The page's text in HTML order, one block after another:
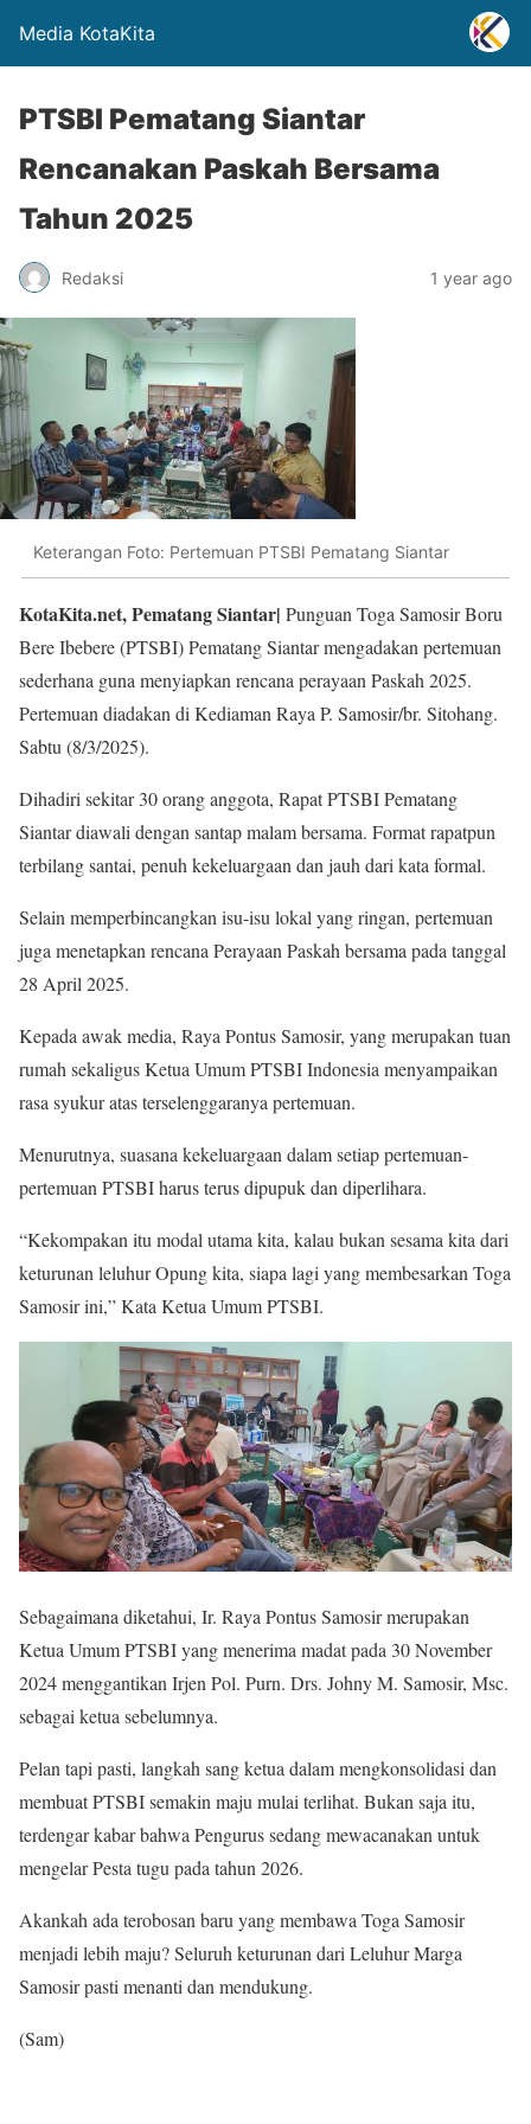
Media KotaKita
PTSBI Pematang Siantar
Rencanakan Paskah Bersama
Tahun 2025
Redaksi 1 year ago
Keterangan Foto: Pertemuan PTSBI Pematang Siantar
KotaKita.net, Pematang Siantar| Punguan Toga Samosir Boru
Bere Ibebere (PTSBI) Pematang Siantar mengadakan pertemuan
sederhana guna menyiapkan rencana perayaan Paskah 2025.
Pertemuan diadakan di Kediaman Raya P. Samosir/br. Sitohang.
Sabtu (8/3/2025).
Dihadiri sekitar 30 orang anggota, Rapat PTSBI Pematang
Siantar diawali dengan santap malam bersama. Format rapatpun
terbilang santai, penuh kekeluargaan dan jauh dari kata formal.
Selain memperbincangkan isu-isu lokal yang ringan, pertemuan
juga menetapkan rencana Perayaan Paskah bersama pada tanggal
28 April 2025.
Kepada awak media, Raya Pontus Samosir, yang merupakan tuan
rumah sekaligus Ketua Umum PTSBI Indonesia menyampaikan
rasa syukur atas terselenggaranya pertemuan.
Menurutnya, suasana kekeluargaan dalam setiap pertemuan-
pertemuan PTSBI harus terus dipupuk dan diperlihara.
“Kekompakan itu modal utama kita, kalau bukan sesama kita dari
keturunan leluhur Opung kita, siapa lagi yang membesarkan Toga
Samosir ini,” Kata Ketua Umum PTSBI.
Sebagaimana diketahui, Ir. Raya Pontus Samosir merupakan
Ketua Umum PTSBI yang menerima madat pada 30 November
2024 menggantikan Irjen Pol. Purn. Drs. Johny M. Samosir, Msc.
sebagai ketua sebelumnya.
Pelan tapi pasti, langkah sang ketua dalam mengkonsolidasi dan
membuat PTSBI semakin maju mulai terlihat. Bukan saja itu,
terdengar kabar bahwa Pengurus sedang mewacanakan untuk
mengelar Pesta tugu pada tahun 2026.
Akankah ada terobosan baru yang membawa Toga Samosir
menjadi lebih maju? Seluruh keturunan dari Leluhur Marga
Samosir pasti menanti dan mendukung.
(Sam)